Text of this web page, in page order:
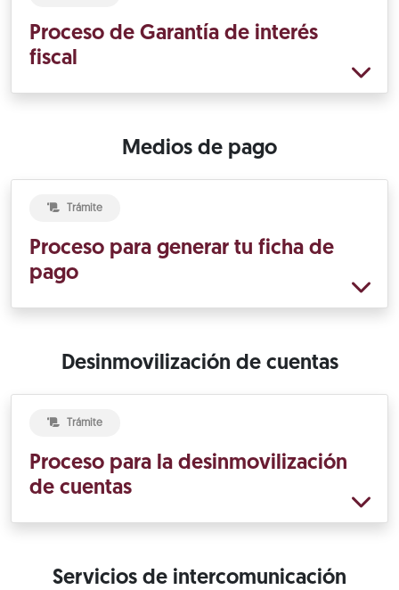
Proceso de Garantía de interés
fiscal
Medios de pago
Trámite
Proceso para generar tu ficha de
pago
Desinmovilización de cuentas
Trámite
Proceso para la desinmovilización
de cuentas
Servicios de intercomunicación